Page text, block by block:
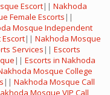
Escort|| Nakhoda
Female Escorts ||
Mosque Independent
|| Nakhoda Mosque
Services || Escorts
|| Escorts in Nakhoda
Mosque College
|| Nakhoda Mosque Call
Mosque VIP Call